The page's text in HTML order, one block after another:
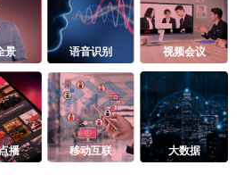
景 语音识别 视频会议
播 移动互联 大数据